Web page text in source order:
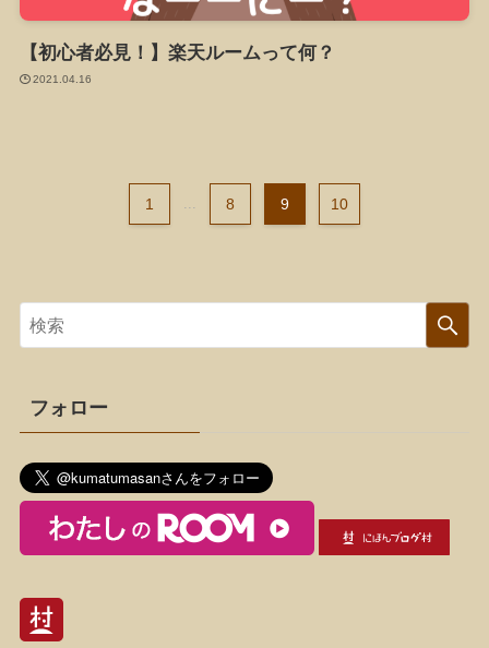
【初心者必見！】楽天ルームって何？
2021.04.16
1 ... 8 9 10
フォロー